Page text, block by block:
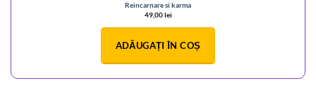
Reincarnare si karma
49,00lei
ADĂUGAȚI ÎN COȘ